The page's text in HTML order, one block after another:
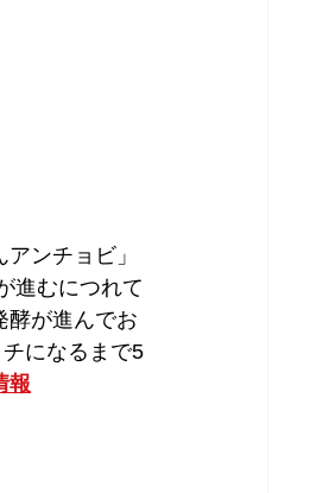
ンチョビ」
進むにつれて
酵が進んでお
になるまで5
報